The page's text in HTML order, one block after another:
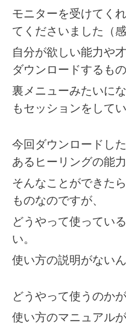
モニターを受けてく
てくださいました（感
自分が欲しい能力や
ダウンロードするもの
裏メニューみたいに
もセッションをしてい
今回ダウンロードし
あるヒーリングの能力
そんなことができた
ものなのですが、
どうやって使ってい
い。
使い方の説明がないん
どうやって使うのか
使い方のマニュアル